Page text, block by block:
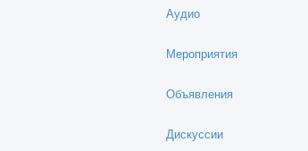
Аудио
Мероприятия
Объявления
Дискуссии